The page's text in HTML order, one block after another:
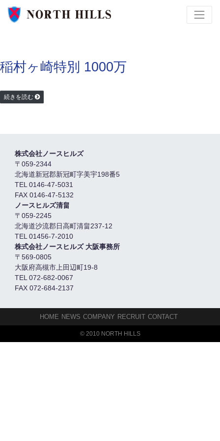
稲村ヶ崎特別 1000万
続きを読む
株式会社ノースヒルズ
〒059-2344
北海道新冠郡新冠町字美宇198番5
TEL 0146-47-5031
FAX 0146-47-5132
ノースヒルズ清畠
〒059-2245
北海道沙流郡日高町清畠237-12
TEL 01456-7-2010
株式会社ノースヒルズ 大阪事務所
〒569-0805
大阪府高槻市上田辺町19-8
TEL 072-682-0067
FAX 072-684-2137
HOME NEWS COMPANY RECRUIT CONTACT
© 2010 NORTH HILLS